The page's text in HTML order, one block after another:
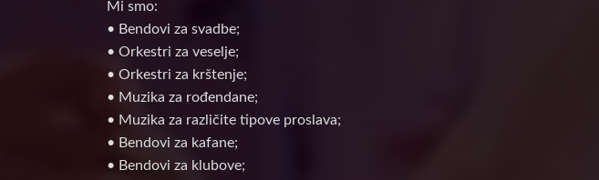
Mi smo:
• Bendovi za svadbe;
• Orkestri za veselje;
• Orkestri za krštenje;
• Muzika za rođendane;
• Muzika za različite tipove proslava;
• Bendovi za kafane;
• Bendovi za klubove;